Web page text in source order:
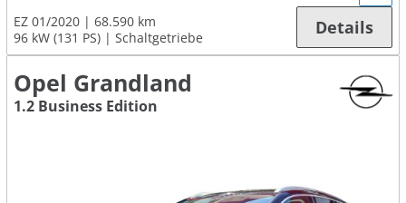
EZ 01/2020
68.590 km
96 kW (131 PS)
Schaltgetriebe Details
Opel Grandland
1.2 Business Edition